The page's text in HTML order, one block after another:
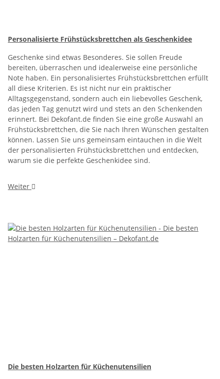
Personalisierte Frühstücksbrettchen als Geschenkidee
Geschenke sind etwas Besonderes. Sie sollen Freude
bereiten, überraschen und idealerweise eine persönliche
Note haben. Ein personalisiertes Frühstücksbrettchen erfüllt
all diese Kriterien. Es ist nicht nur ein praktischer
Alltagsgegenstand, sondern auch ein liebevolles Geschenk,
das jeden Tag genutzt wird und stets an den Schenkenden
erinnert. Bei Dekofant.de finden Sie eine große Auswahl an
Frühstücksbrettchen, die Sie nach Ihren Wünschen gestalten
können. Lassen Sie uns gemeinsam eintauchen in die Welt
der personalisierten Frühstücksbrettchen und entdecken,
warum sie die perfekte Geschenkidee sind.
Weiter
Die besten Holzarten für Küchenutensilien